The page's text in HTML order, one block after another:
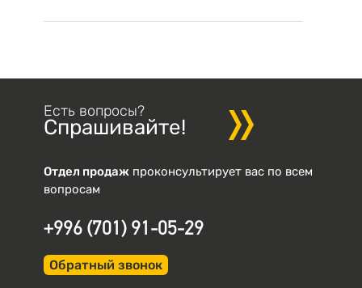
Есть вопросы?
Спрашивайте!
Отдел продаж проконсультирует вас по всем
вопросам
+996 (701) 91-05-29
Обратный звонок